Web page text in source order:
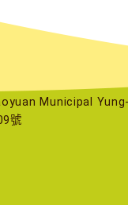
Municipal
號